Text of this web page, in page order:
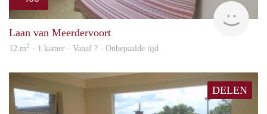
Laan van Meerdervoort
12 m2 · 1 kamer · Vanaf ? - Onbepaalde tijd
DELEN